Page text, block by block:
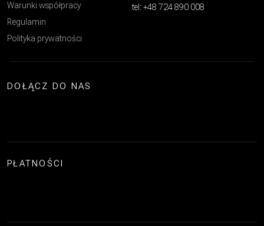
Warunki współpracy
Regulamin
Polityka prywatności
tel: +48 724 890 008
DOŁĄCZ DO NAS
PŁATNOŚCI